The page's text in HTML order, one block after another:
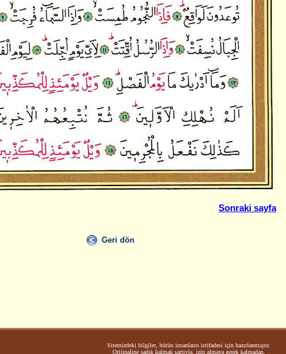
Sonraki sayfa
Geri dön
Sitemizdeki bilgiler, bütün insanların istifadesi için hazırlanmıştır.
Orijinaline sadık kalmak şartıyla, izin almaya gerek kalmadan,